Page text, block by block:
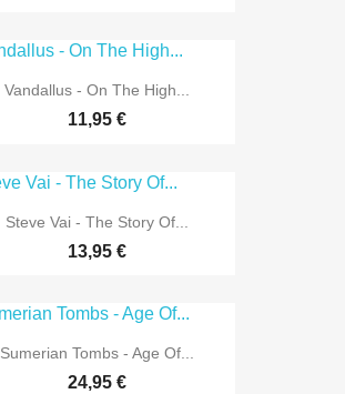
Vandallus - On The High...
11,95 €
Steve Vai - The Story Of...
13,95 €
Sumerian Tombs - Age Of...
24,95 €